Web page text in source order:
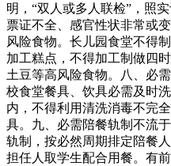
明，“双人或多人联检”，照
票证不全、感官性状非常或
风险食物。长儿园食堂不得
加工糕点，不得加工制做四
土豆等高风险食物。八、必
校食堂餐具、饮具必需及时
内，不得利用清洗消毒不完
具。九、必需陪餐轨制不流
轨制，按必然周期排定陪餐
担任人取学生配合用餐。有